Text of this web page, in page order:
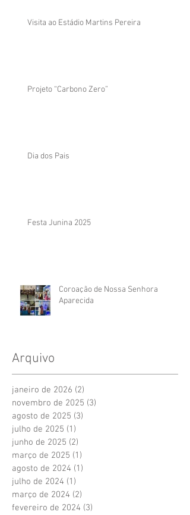
Visita ao Estádio Martins Pereira
Projeto “Carbono Zero”
Dia dos Pais
Festa Junina 2025
Coroação de Nossa Senhora
Aparecida
Arquivo
janeiro de 2026 (2)
novembro de 2025 (3)
agosto de 2025 (3)
julho de 2025 (1)
junho de 2025 (2)
março de 2025 (1)
agosto de 2024 (1)
julho de 2024 (1)
março de 2024 (2)
fevereiro de 2024 (3)